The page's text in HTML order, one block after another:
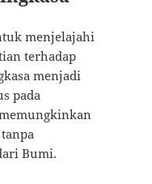
menjelajahi
terhadap
menjadi
pada
Bumi.